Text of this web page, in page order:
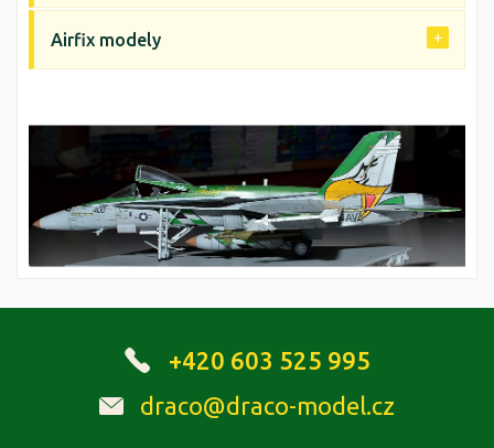
Airfix modely
+420 603 525 995
draco@draco-model.cz